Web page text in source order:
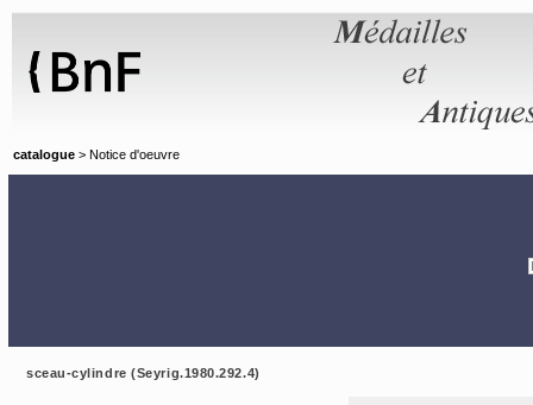
catalogue > Notice d'oeuvre
sceau-cylindre (Seyrig.1980.292.4)